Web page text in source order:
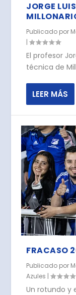
JORGE
Publicado por
|
El profesor
técnica de
LEER MÁS
FRACASO
Publicado por
Azules |
Un rotundo y